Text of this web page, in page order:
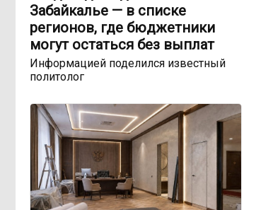
Забайкалье — в списке
регионов, где бюджетники
могут остаться без выплат
Информацией поделился известный
политолог